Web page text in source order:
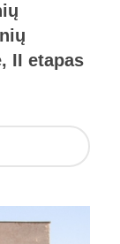
II etapas